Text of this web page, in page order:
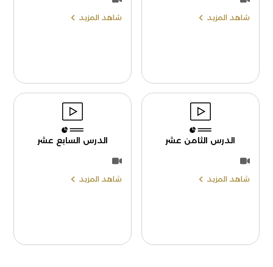
شاهد المزيد شاهد المزيد
الدرس الثامن عشر
شاهد المزيد
الدرس السابع عشر
شاهد المزيد